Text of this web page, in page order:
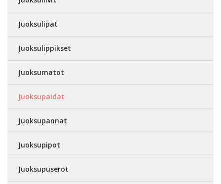
Juoksulipat
Juoksulippikset
Juoksumatot
Juoksupaidat
Juoksupannat
Juoksupipot
Juoksupuserot